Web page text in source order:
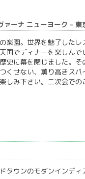
ァーナ ニューヨーク –
楽園。世界を魅了した
国でディナーを楽しん
史に幕を閉じました。
くせない、薫り高きス
しみ下さい。二次会で
タウンのモダンインデ